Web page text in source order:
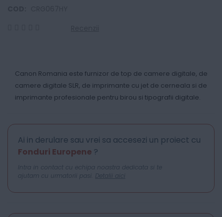
Canon Romania este furnizor de top de camere digitale, de
camere digitale SLR, de imprimante cu jet de cerneala si de
imprimante profesionale pentru birou si tipografii digitale.
Ai in derulare sau vrei sa accesezi un proiect cu
Fonduri Europene ?
Intra in contact cu echipa noastra dedicata si te
ajutam cu urmatorii pasi. Detalii aici